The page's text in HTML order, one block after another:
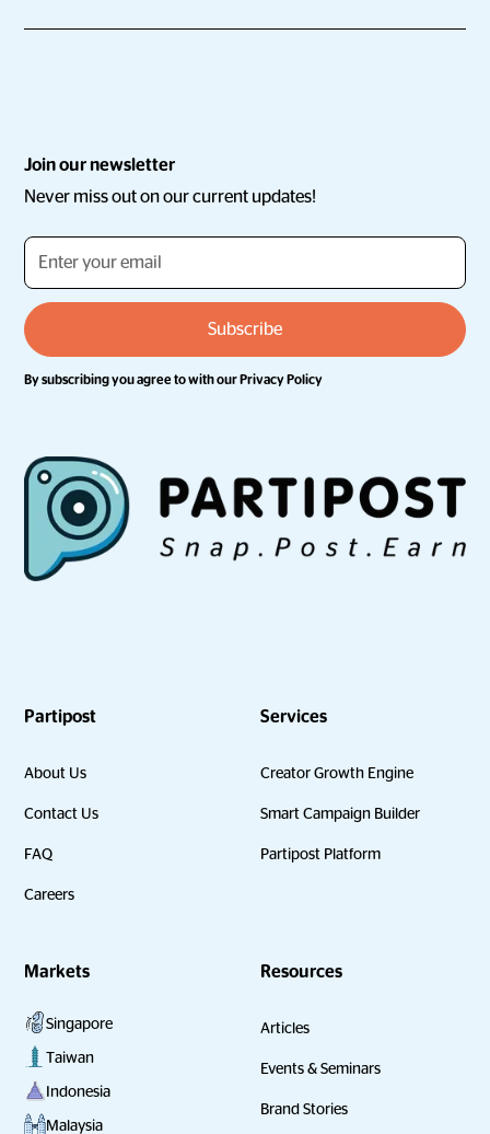
Join our newsletter
Never miss out on our current updates!
By subscribing you agree to with ourPrivacy Policy
Partipost
About Us
Contact Us
FAQ
Careers
Services
Creator Growth Engine
Smart Campaign Builder
Partipost Platform
Markets
Singapore
Taiwan
Indonesia
Malaysia
Resources
Articles
Events & Seminars
Brand Stories